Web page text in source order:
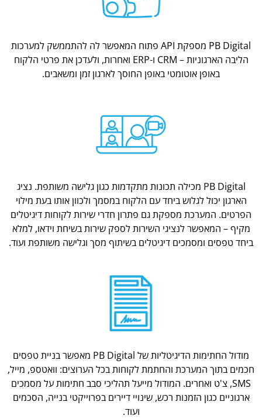
PB Digital מספקת API פתוח המאפשר לה להתממשק למערכות
הליבה הארגוניות – CRM ו-ERP ואחרות, ולעדכן את פרטי הלקוח
באופן אוטומטי באופן החוסך לארגון זמן ומשאבים.
PB Digital מכילה תכונות מתקדמות כגון גלישה משותפת. נציג
הארגון יכול לגלוש ביחד עם הלקוח במסמך ולכוון אותו בעת מילוי
הפרטים. המערכת מספקת גם פתרון חדרי שירות לקוחות דיגיטלים
מקיף – המאפשר לנציגי השירות לספק שירות בשיחת וידאו, למלא
ביחד טפסים ומסמכים דיגיטלים בשיתוף מסך וגלישה משותפת ועוד.
מודול החתימות הדיגיטליות של PB Digital מאפשר בניית טפסים
חכמים בתוך המערכת והחתמת לקוחות בכל הערוצים: וואטספ, מייל,
SMS, צ'ט ואחרים. המודול מייעל תהליכי סבב חתימות על מסמכים
ארגוניים כגון הזמנות רכש, שינויי דיירים בפרוייקטי בנייה, הסכמים
ועוד.